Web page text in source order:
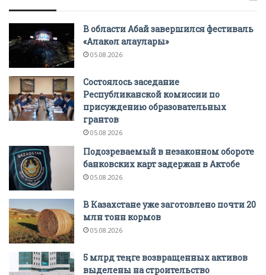
В области Абай завершился фестиваль
«Алакөл алаулары»
05.08.2026
Состоялось заседание
Республиканской комиссии по
присуждению образовательных
грантов
05.08.2026
Подозреваемый в незаконном обороте
банковских карт задержан в Актобе
05.08.2026
В Казахстане уже заготовлено почти 20
млн тонн кормов
05.08.2026
5 млрд теңге возвращенных активов
выделены на строительство